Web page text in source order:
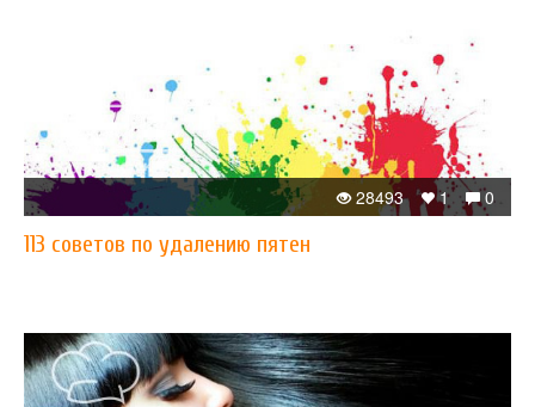
0
1
28493
113 советов по удалению пятен